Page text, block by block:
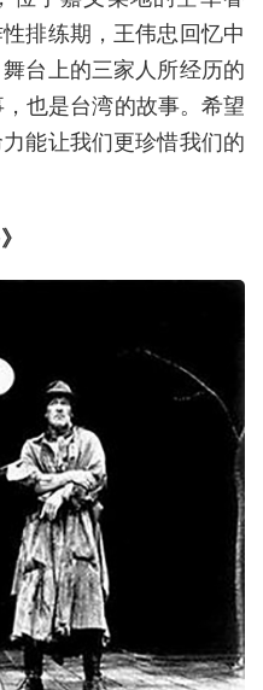
排练期，王伟忠回忆中
台上的三家人所经历的
也是台湾的故事。希望
能让我们更珍惜我们的